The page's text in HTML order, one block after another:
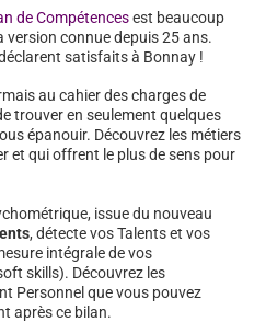
de Compétencesest beaucoup
version connue depuis 25 ans.
satisfaits à Bonnay !
au cahier des charges de
trouver en seulement quelques
épanouir. Découvrez les métiers
et qui offrent le plus de sens pour
issue du nouveau
, détecte vos Talents et vos
intégrale de vos
skills). Découvrez les
Personnel que vous pouvez
après ce bilan.